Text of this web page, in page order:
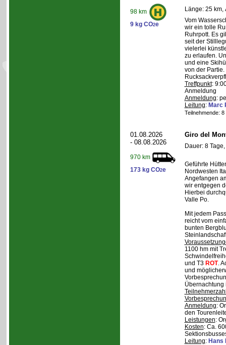
98 km
9 kg CO2e
Länge: 25 km,
Vom
wir ein tolle
Ruhrpott. Es
seit der
vielerlei
zu erlaufen.
und eine
von der Partie.
Treffpunkt:
Anmeldung
Anmeldung:
Leitung: Marc
Teilnehmende:
01.08.2026
- 08.08.2026
970 km
173 kg CO2e
Giro del
Dauer: 8
Geführte
Nordwesten
Angefangen
wir entgegen
Hierbei
Valle Po.
Mit jedem
reicht vom
bunten
1100 hm mit
und T3 ROT.
und
Übernachtung
Anmeldung:
den
Leistungen:
Kosten: Ca.
Leitung: Hans